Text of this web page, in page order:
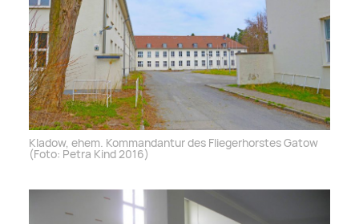
Kladow, ehem. Kommandantur des Fliegerhorstes Gatow
(Foto: Petra Kind 2016)